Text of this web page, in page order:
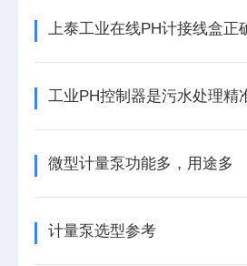
微型计量泵功能多，用途多
计量泵选型参考